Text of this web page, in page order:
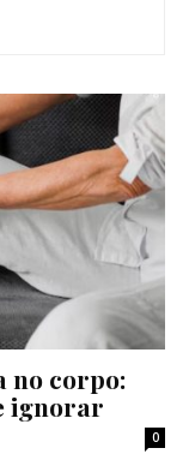
no corpo:
ignorar
0